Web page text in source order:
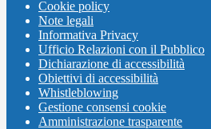
Cookie policy
Note legali
Informativa Privacy
Ufficio Relazioni con il Pubblico
Dichiarazione di accessibilità
Obiettivi di accessibilità
Whistleblowing
Gestione consensi cookie
Amministrazione trasparente